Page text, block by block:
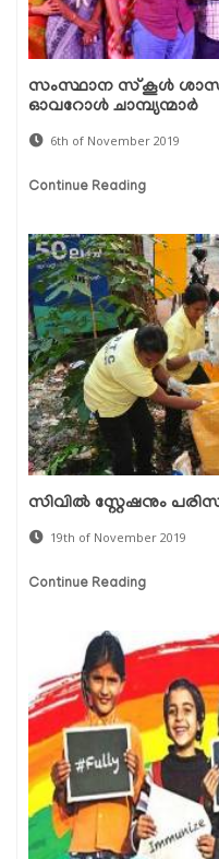
സംസ്ഥാന സ്‌കൂള്‍
ഓവറോള്‍ ചാമ്പ്യന്മാര്‍
6th of November 2019
Continue Reading
സിവില്‍ സ്റ്റേഷനും
19th of November 2019
Continue Reading